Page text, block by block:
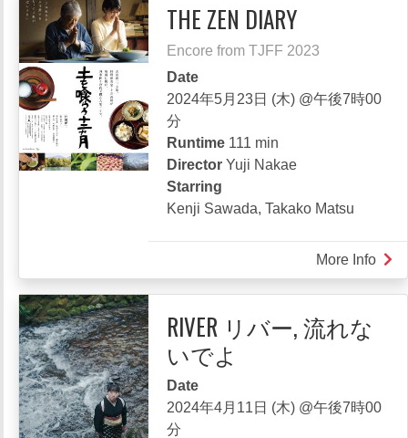
THE ZEN DIARY
Encore from TJFF 2023
Date
2024年5月23日 (木) @午後7時00
分
Runtime 111 min
Director Yuji Nakae
Starring
Kenji Sawada, Takako Matsu
More Info
THE
RIVER リバー, 流れな
いでよ
Date
2024年4月11日 (木) @午後7時00
分